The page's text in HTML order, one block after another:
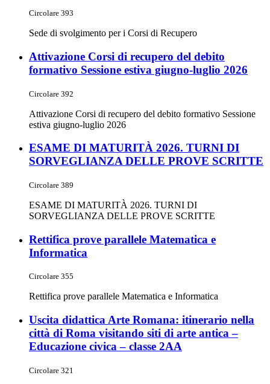
Circolare 393
Sede di svolgimento per i Corsi di Recupero
Attivazione Corsi di recupero del debito
formativo Sessione estiva giugno-luglio 2026
Circolare 392
Attivazione Corsi di recupero del debito formativo Sessione
estiva giugno-luglio 2026
ESAME DI MATURITÀ 2026. TURNI DI
SORVEGLIANZA DELLE PROVE SCRITTE
Circolare 389
ESAME DI MATURITÀ 2026. TURNI DI
SORVEGLIANZA DELLE PROVE SCRITTE
Rettifica prove parallele Matematica e
Informatica
Circolare 355
Rettifica prove parallele Matematica e Informatica
Uscita didattica Arte Romana: itinerario nella
città di Roma visitando siti di arte antica –
Educazione civica – classe 2AA
Circolare 321